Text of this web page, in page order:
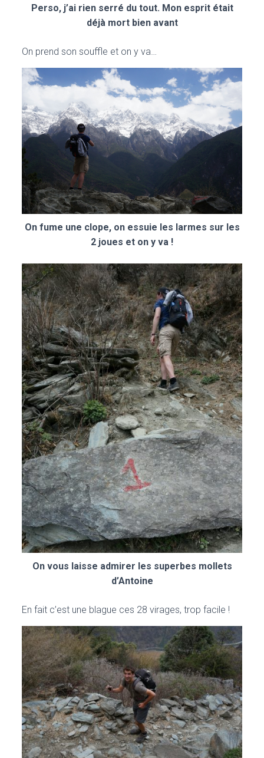
Perso, j’ai rien serré du tout. Mon esprit était
déjà mort bien avant
On prend son souffle et on y va…
On fume une clope, on essuie les larmes sur les
2 joues et on y va !
On vous laisse admirer les superbes mollets
d’Antoine
En fait c’est une blague ces 28 virages, trop facile !